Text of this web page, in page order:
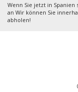
Wenn Sie jetzt in
an Wir können Sie
abholen!